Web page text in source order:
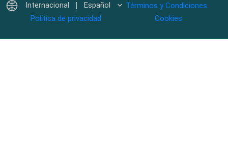
Internacional Español
Términos y Condiciones
Política de privacidad
Cookies